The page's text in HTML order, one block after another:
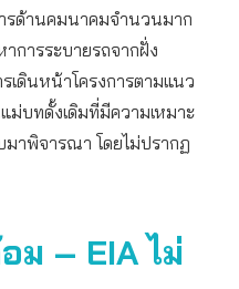
ด้านคมนาคมจำนวนมาก
การระบายรถจากฝั่ง
เดินหน้าโครงการตามแนว
ม่บทดั้งเดิมที่มีความเหมาะ
มาพิจารณา โดยไม่ปรากฏ
ม – EIA ไม่